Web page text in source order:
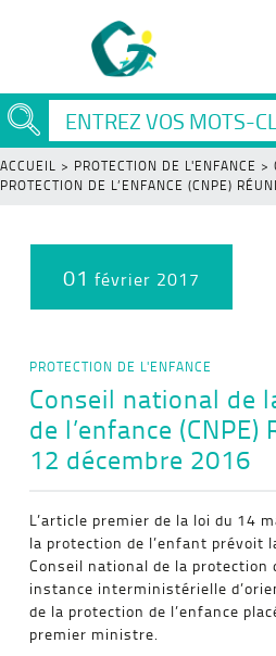
ACCUEIL > PROTECTION DE L'ENFANCE >
PROTECTION DE L’ENFANCE (CNPE)
01 février 2017
PROTECTION DE L'ENFANCE
Conseil national de
de l’enfance (CNPE)
12 décembre 2016
L’article premier de la loi du 14
la protection de l’enfant prévoit
Conseil national de la protection
instance interministérielle
de la protection de l’enfance
premier ministre.